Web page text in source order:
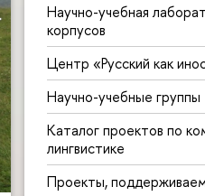
Научно-учебная
корпусов
Центр «Русский как
Научно-учебные группы
Каталог проектов по
лингвистике
Проекты,